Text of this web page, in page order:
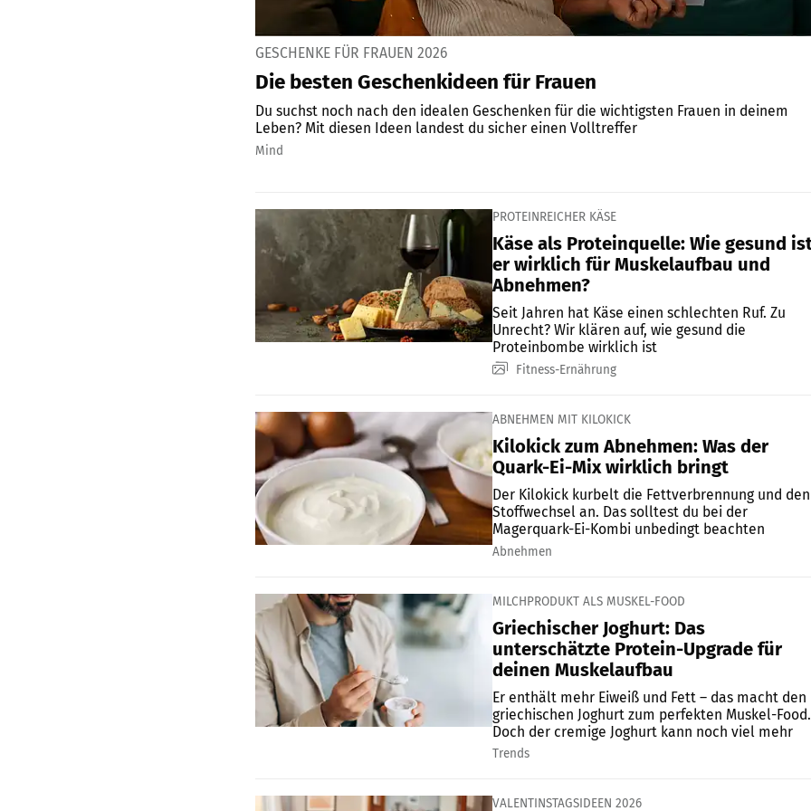
GESCHENKE FÜR FRAUEN 2026
Die besten Geschenkideen für Frauen
Du suchst noch nach den idealen Geschenken für die wichtigsten Frauen in deinem
Leben? Mit diesen Ideen landest du sicher einen Volltreffer
Mind
PROTEINREICHER KÄSE
Käse als Proteinquelle: Wie gesund
er wirklich für Muskelaufbau und
Abnehmen?
Seit Jahren hat Käse einen schlechten Ruf. Zu
Unrecht? Wir klären auf, wie gesund die
Proteinbombe wirklich ist
Fitness-Ernährung
ABNEHMEN MIT KILOKICK
Kilokick zum Abnehmen: Was der
Quark-Ei-Mix wirklich bringt
Der Kilokick kurbelt die Fettverbrennung und den
Stoffwechsel an. Das solltest du bei der
Magerquark-Ei-Kombi unbedingt beachten
Abnehmen
MILCHPRODUKT ALS MUSKEL-FOOD
Griechischer Joghurt: Das
unterschätzte Protein-Upgrade für
deinen Muskelaufbau
Er enthält mehr Eiweiß und Fett – das macht den
griechischen Joghurt zum perfekten Muskel-Food.
Doch der cremige Joghurt kann noch viel mehr
Trends
VALENTINSTAGSIDEEN 2026